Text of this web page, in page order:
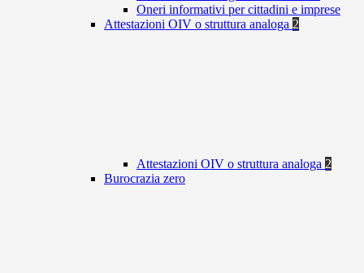
Oneri informativi per cittadini e imprese
Attestazioni OIV o struttura analoga 2
Attestazioni OIV o struttura analoga 2
Burocrazia zero